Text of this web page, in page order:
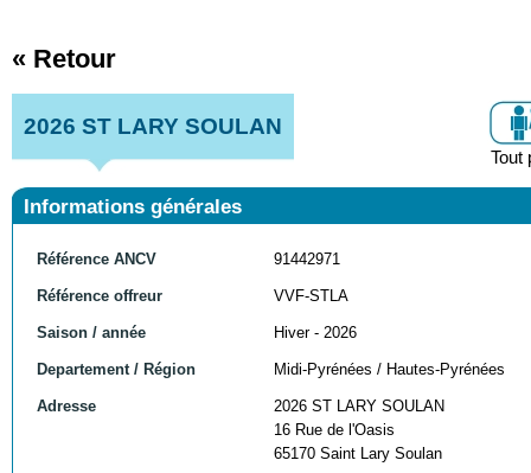
« Retour
2026 ST LARY SOULAN
Tout
Informations générales
Référence ANCV 91442971
Référence offreur VVF-STLA
Saison / année Hiver - 2026
Departement / Région Midi-Pyrénées / Hautes-Pyrénées
Adresse
2026 ST LARY SOULAN
16 Rue de l'Oasis
65170 Saint Lary Soulan